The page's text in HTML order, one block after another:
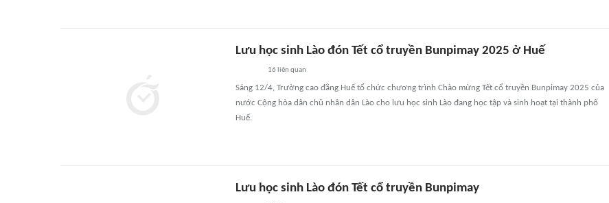
Lưu học sinh Lào đón Tết cổ truyền Bunpimay 2025 ở Huế
16 liên quan
Sáng 12/4, Trường cao đẳng Huế tổ chức chương trình Chào mừng Tết cổ truyền Bunpimay 2025 của
nước Cộng hòa dân chủ nhân dân Lào cho lưu học sinh Lào đang học tập và sinh hoạt tại thành phố
Huế.
Lưu học sinh Lào đón Tết cổ truyền Bunpimay